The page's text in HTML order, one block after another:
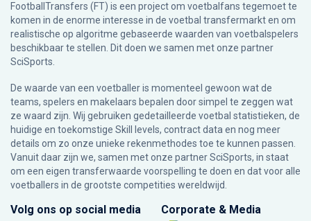
FootballTransfers (FT) is een project om voetbalfans tegemoet te
komen in de enorme interesse in de voetbal transfermarkt en om
realistische op algoritme gebaseerde waarden van voetbalspelers
beschikbaar te stellen. Dit doen we samen met onze partner
SciSports
De waarde van een voetballer is momenteel gewoon wat de
teams, spelers en makelaars bepalen door simpel te zeggen wat
ze waard zijn. Wij gebruiken gedetailleerde voetbal statistieken, de
huidige en toekomstige Skill levels, contract data en nog meer
details om zo onze unieke rekenmethodes toe te kunnen passen.
Vanuit daar zijn we, samen met onze partner SciSports, in staat
om een eigen transferwaarde voorspelling te doen en dat voor alle
voetballers in de grootste competities wereldwijd.
Volg ons op social media Corporate & Media